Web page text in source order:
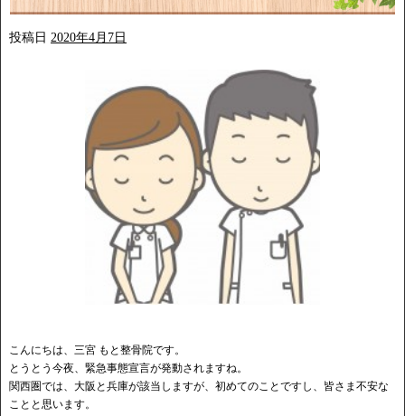
投稿日 2020年4月7日
こんにちは、三宮 もと整骨院です。
とうとう今夜、緊急事態宣言が発動されますね。
関西圏では、大阪と兵庫が該当しますが、初めてのことですし、皆さま不安な
ことと思います。